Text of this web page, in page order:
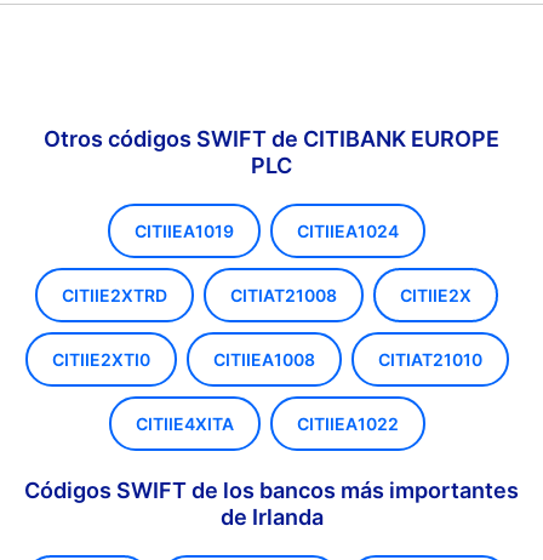
Otros códigos SWIFT de CITIBANK EUROPE
PLC
CITIIEA1019 CITIIEA1024
CITIIE2XTRD CITIAT21008 CITIIE2X
CITIIE2XTI0 CITIIEA1008 CITIAT21010
CITIIE4XITA CITIIEA1022
Códigos SWIFT de los bancos más importantes
de Irlanda